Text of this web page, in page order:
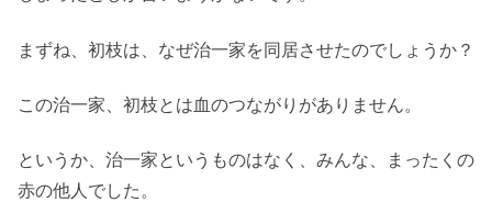
まずね、初枝は、なぜ治一家を同居させたのでしょうか？
この治一家、初枝とは血のつながりがありません。
というか、治一家というものはなく、みんな、まったくの
赤の他人でした。